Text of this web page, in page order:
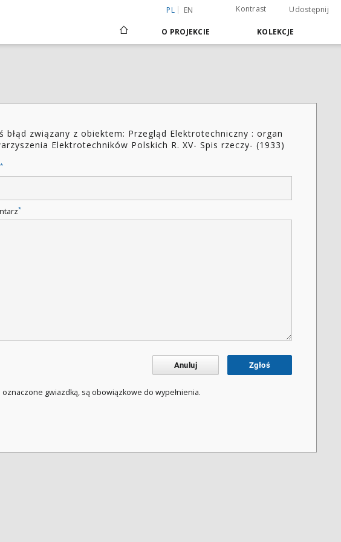
PL EN Kontrast Udostępnij
O PROJEKCIE KOLEKCJE
błąd związany z obiektem: Przegląd Elektrotechniczny : organ
Elektrotechników Polskich R. XV- Spis rzeczy- (1933)
*
*
Anuluj Zgłoś
oznaczone gwiazdką, są obowiązkowe do wypełnienia.